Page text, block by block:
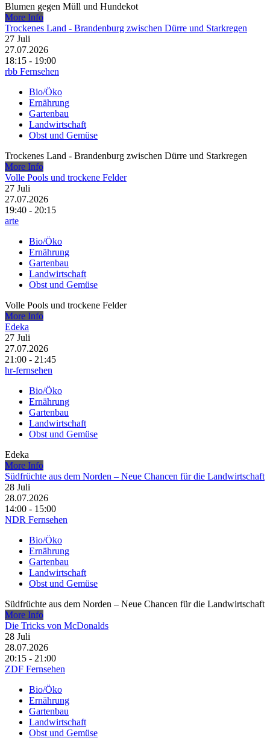
Blumen gegen Müll und Hundekot
More Info
Trockenes Land - Brandenburg zwischen Dürre und Starkregen
27 Juli
27.07.2026
18:15 - 19:00
rbb Fernsehen
Bio/Öko
Ernährung
Gartenbau
Landwirtschaft
Obst und Gemüse
Trockenes Land - Brandenburg zwischen Dürre und Starkregen
More Info
Volle Pools und trockene Felder
27 Juli
27.07.2026
19:40 - 20:15
arte
Bio/Öko
Ernährung
Gartenbau
Landwirtschaft
Obst und Gemüse
Volle Pools und trockene Felder
More Info
Edeka
27 Juli
27.07.2026
21:00 - 21:45
hr-fernsehen
Bio/Öko
Ernährung
Gartenbau
Landwirtschaft
Obst und Gemüse
Edeka
More Info
Südfrüchte aus dem Norden – Neue Chancen für die Landwirtschaft
28 Juli
28.07.2026
14:00 - 15:00
NDR Fernsehen
Bio/Öko
Ernährung
Gartenbau
Landwirtschaft
Obst und Gemüse
Südfrüchte aus dem Norden – Neue Chancen für die Landwirtschaft
More Info
Die Tricks von McDonalds
28 Juli
28.07.2026
20:15 - 21:00
ZDF Fernsehen
Bio/Öko
Ernährung
Gartenbau
Landwirtschaft
Obst und Gemüse